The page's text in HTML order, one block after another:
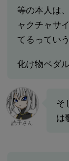
等の本人は
ャクチャサ
てるってい
化け物ペダ
読子さん
そ
は